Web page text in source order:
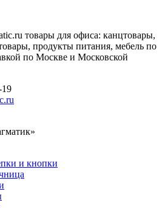
товары для офиса: канцтовары,
продукты питания, мебель по
по Москве и Московской
19
и кнопки